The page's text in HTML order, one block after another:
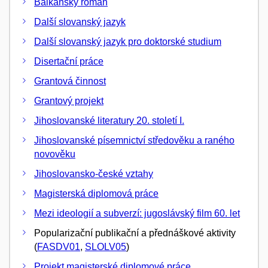
Další slovanský jazyk
Další slovanský jazyk pro doktorské studium
Disertační práce
Grantová činnost
Grantový projekt
Jihoslovanské literatury 20. století I.
Jihoslovanské písemnictví středověku a raného
novověku
Jihoslovansko-české vztahy
Magisterská diplomová práce
Mezi ideologií a subverzí: jugoslávský film 60. let
Popularizační publikační a přednáškové aktivity
(FASDV01, SLOLV05)